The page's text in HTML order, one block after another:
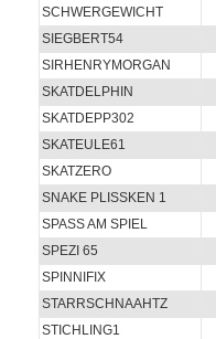
SCHWERGEWICHT
SIEGBERT54
SIRHENRYMORGAN
SKATDELPHIN
SKATDEPP302
SKATEULE61
SKATZERO
SNAKE PLISSKEN 1
SPASS AM SPIEL
SPEZI 65
SPINNIFIX
STARRSCHNAAHTZ
STICHLING1